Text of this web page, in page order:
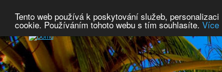
Tento web používá k poskytování služeb,
cookie. Používáním tohoto webu s tím souhlasíte. Více